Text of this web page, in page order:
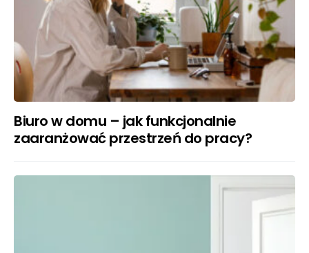
Biuro w domu – jak funkcjonalnie
zaaranżować przestrzeń do pracy?